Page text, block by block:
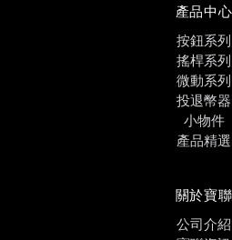
產品中心
按鈕系列
搖桿系列
微動系列
投退幣器
小物件
產品精選
關於寶聯
公司介紹